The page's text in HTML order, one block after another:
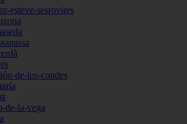
esteve-sesrovires
de-los-condes
de-la-vega